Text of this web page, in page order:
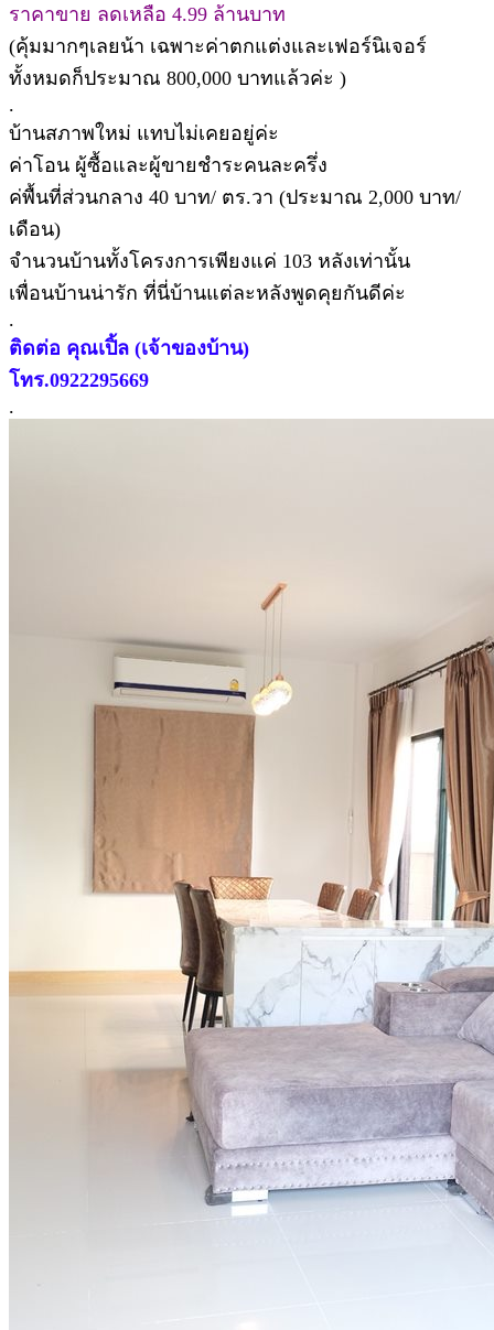
ราคาขาย ลดเหลือ 4.99 ล้านบาท
(คุ้มมากๆเลยน้า เฉพาะค่าตกแต่งและเฟอร์นิเจอร์
ทั้งหมดก็ประมาณ 800,000 บาทแล้วค่ะ )
.
บ้านสภาพใหม่ แทบไม่เคยอยู่ค่ะ
ค่าโอน ผู้ซื้อและผู้ขายชำระคนละครึ่ง
ค่พื้นที่ส่วนกลาง 40 บาท/ ตร.วา (ประมาณ 2,000 บาท/
เดือน)
จำนวนบ้านทั้งโครงการเพียงแค่ 103 หลังเท่านั้น
เพื่อนบ้านน่ารัก ที่นี่บ้านแต่ละหลังพูดคุยกันดีค่ะ
.
ติดต่อ คุณเปิ้ล (เจ้าของบ้าน)
โทร.0922295669
.